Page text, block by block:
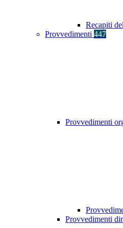
Recapiti
Provvedimenti 447
Provvedimenti
Provvedimenti